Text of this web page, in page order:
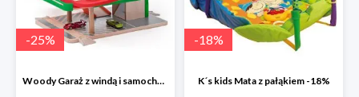
-25%
Woody Garaż z windą i samochodziki SIKU -25%
-18%
K´s kids Mata z pałąkiem -18%